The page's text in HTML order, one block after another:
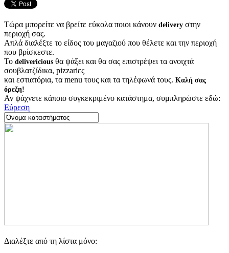
Τώρα μπορείτε να βρείτε εύκολα ποιοι κάνουν delivery στην
περιοχή σας.
Απλά διαλέξτε το είδος του μαγαζιού που θέλετε και την περιοχή
που βρίσκεστε.
Το delivericious θα ψάξει και θα σας επιστρέψει τα ανοιχτά
σουβλατζίδικα, pizzariες
και εστιατόρια, τα menu τους και τα τηλέφωνά τους. Καλή σας
όρεξη!
Αν ψάχνετε κάποιο συγκεκριμένο κατάστημα, συμπληρώστε εδώ:
Εύρεση
Διαλέξτε από τη λίστα μόνο: